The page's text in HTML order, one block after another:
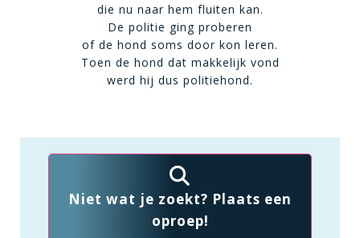
die nu naar hem fluiten kan.
De politie ging proberen
of de hond soms door kon leren.
Toen de hond dat makkelijk vond
werd hij dus politiehond.
Niet wat je zoekt? Plaats een
oproep!